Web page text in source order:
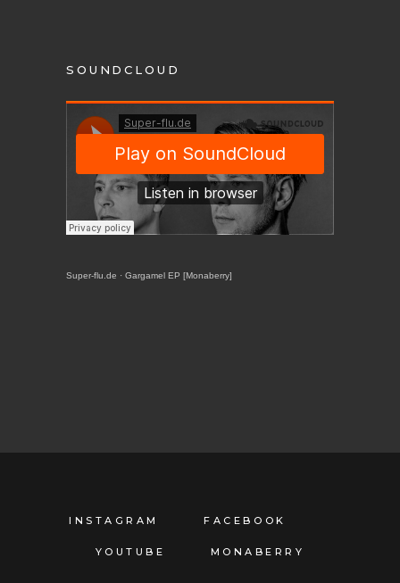
SOUNDCLOUD
Super-flu.de · Gargamel EP [Monaberry]
INSTAGRAM FACEBOOK
YOUTUBE MONABERRY